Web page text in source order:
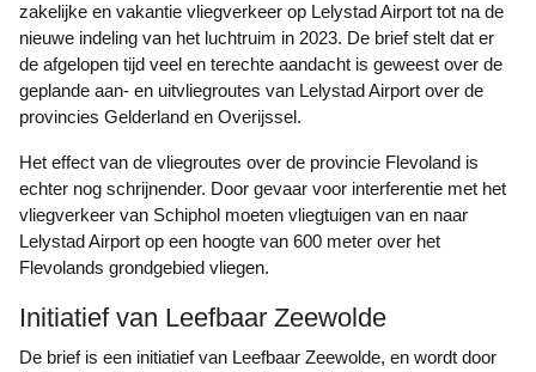
zakelijke en vakantie vliegverkeer op Lelystad Airport tot na de
nieuwe indeling van het luchtruim in 2023. De brief stelt dat er
de afgelopen tijd veel en terechte aandacht is geweest over de
geplande aan- en uitvliegroutes van Lelystad Airport over de
provincies Gelderland en Overijssel.
Het effect van de vliegroutes over de provincie Flevoland is
echter nog schrijnender. Door gevaar voor interferentie met het
vliegverkeer van Schiphol moeten vliegtuigen van en naar
Lelystad Airport op een hoogte van 600 meter over het
Flevolands grondgebied vliegen.
Initiatief van Leefbaar Zeewolde
De brief is een initiatief van Leefbaar Zeewolde, en wordt door